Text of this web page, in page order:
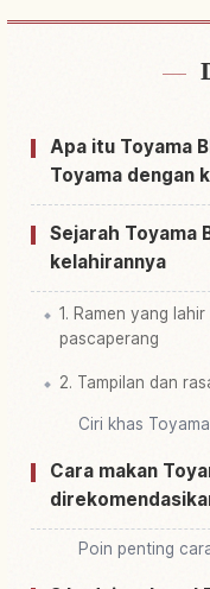
Cari
Cari
Apa itu Toyama
Toyama dengan
Sejarah Toyama
kelahirannya
1. Ramen yang
pascaperang
2. Tampilan dan
Ciri khas
Cara makan
Poin penting